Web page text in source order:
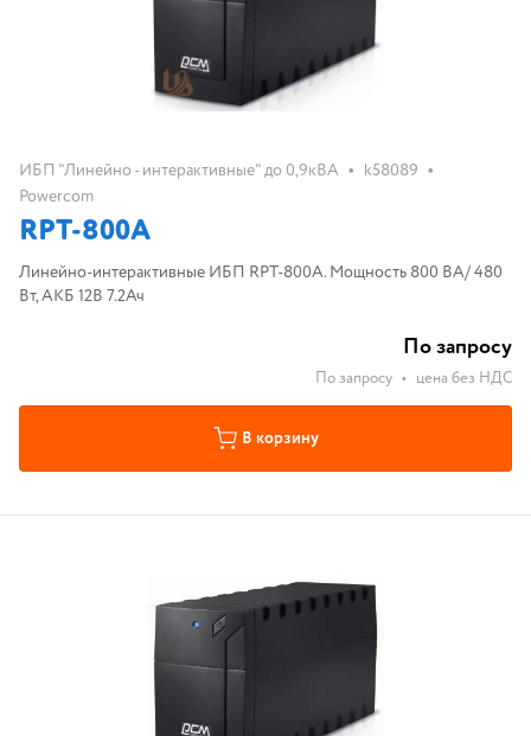
ИБП "Линейно - интерактивные" до 0,9кВА • k58089 •
Powercom
RPT-800A
Линейно-интерактивные ИБП RPT-800A. Мощность 800 ВА/ 480
Вт, АКБ 12В 7.2Ач
По запросу
По запросу • цена без НДС
В корзину